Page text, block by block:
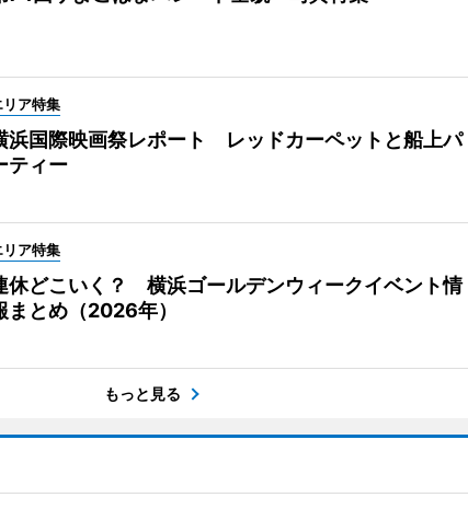
リア特集
浜国際映画祭レポート レッドカーペットと船上パ
ティー
リア特集
休どこいく？ 横浜ゴールデンウィークイベント情
まとめ（2026年）
もっと見る